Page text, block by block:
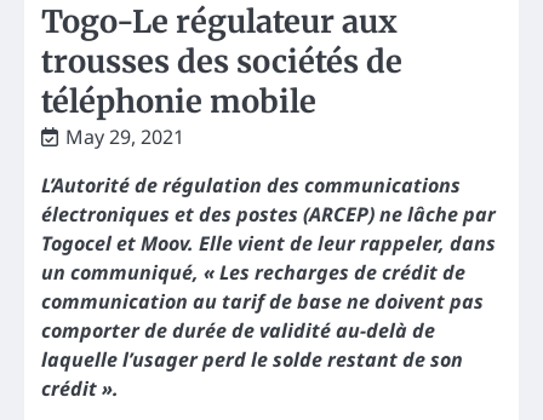
Togo-Le régulateur aux
trousses des sociétés de
téléphonie mobile
May 29, 2021
L’Autorité de régulation des communications
électroniques et des postes (ARCEP) ne lâche par
Togocel et Moov. Elle vient de leur rappeler, dans
un communiqué, « Les recharges de crédit de
communication au tarif de base ne doivent pas
comporter de durée de validité au-delà de
laquelle l’usager perd le solde restant de son
crédit ».